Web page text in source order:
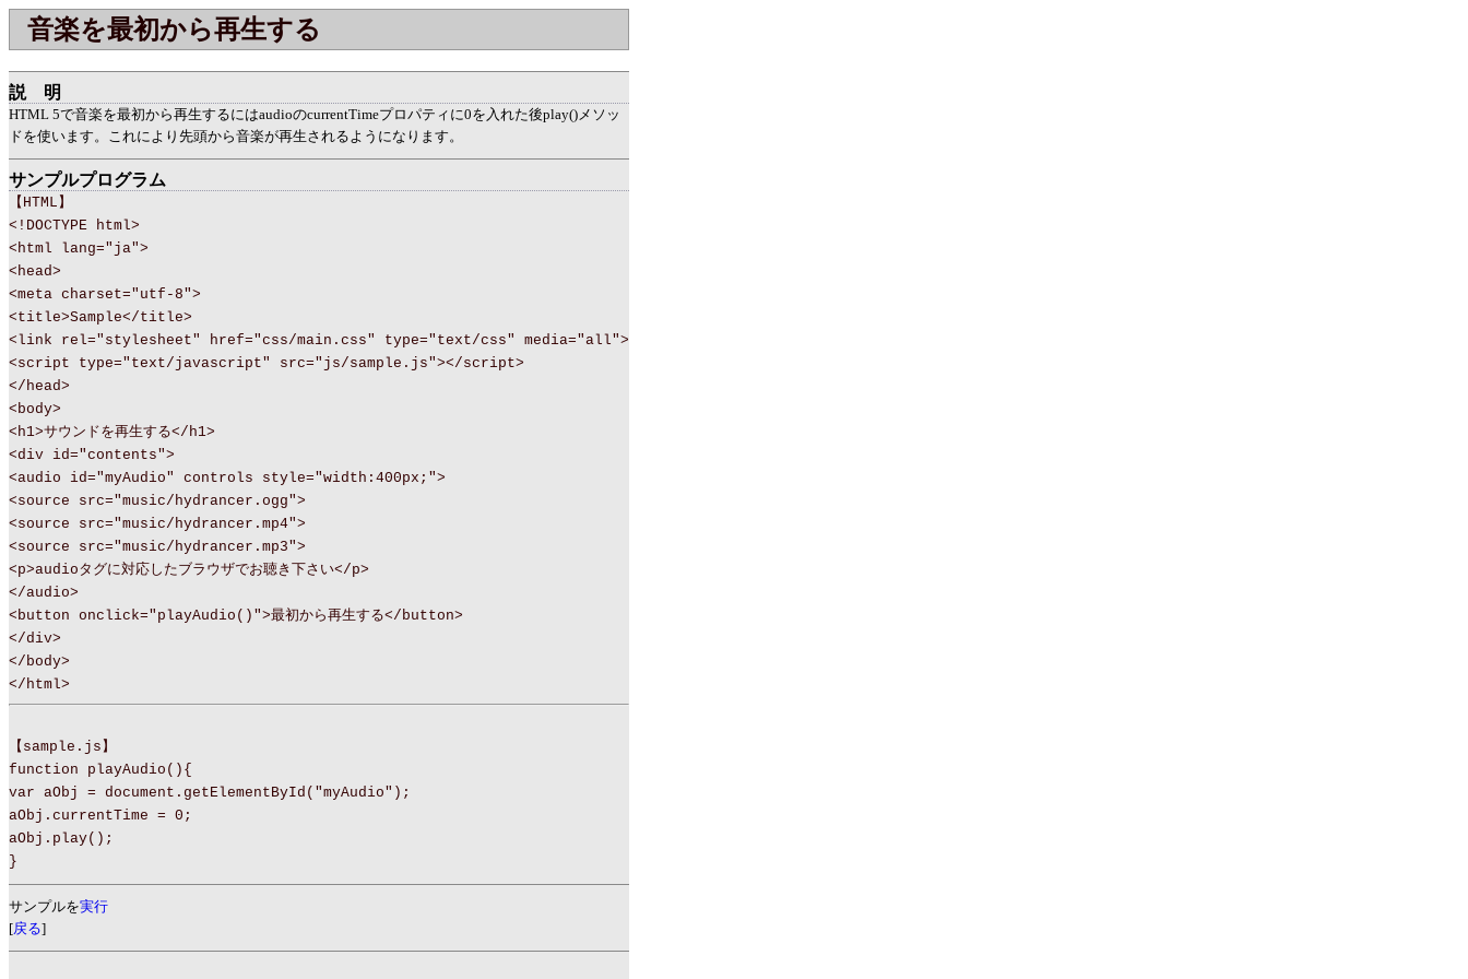
音楽を最初から再生する
説明
HTML 5で音楽を最初から再生するにはaudioのcurrentTimeプロパティに0を入れた後play()メソッ
ドを使います。これにより先頭から音楽が再生されるようになります。
サンプルプログラム
【HTML】
<!DOCTYPE html>
<html lang="ja">
<head>
<meta charset="utf-8">
<title>Sample</title>
<link rel="stylesheet" href="css/main.css" type="text/css" media="all">
<script type="text/javascript" src="js/sample.js"></script>
</head>
<body>
<h1>サウンドを再生する</h1>
<div id="contents">
<audio id="myAudio" controls style="width:400px;">
<source src="music/hydrancer.ogg">
<source src="music/hydrancer.mp4">
<source src="music/hydrancer.mp3">
<p>audioタグに対応したブラウザでお聴き下さい</p>
</audio>
<button onclick="playAudio()">最初から再生する</button>
</div>
</body>
</html>
【sample.js】
function playAudio(){
var aObj = document.getElementById("myAudio");
aObj.currentTime = 0;
aObj.play();
}
サンプルを実行
[戻る]